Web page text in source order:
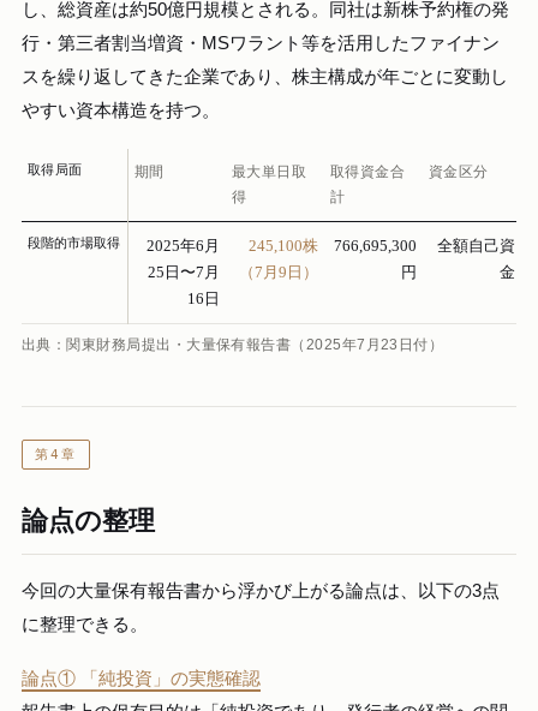
し、総資産は約50億円規模とされる。同社は新株予約権の発
行・第三者割当増資・MSワラント等を活用したファイナン
スを繰り返してきた企業であり、株主構成が年ごとに変動し
やすい資本構造を持つ。
取得局面 期間
最大単日取
得
取得資金合
計
資金区分
段階的市場取得
2025年6月
25日〜7月
16日
245,100株
（7月9日）
766,695,300
円
全額自己資
金
出典：関東財務局提出・大量保有報告書（2025年7月23日付）
第4章
論点の整理
今回の大量保有報告書から浮かび上がる論点は、以下の3点
に整理できる。
論点① 「純投資」の実態確認